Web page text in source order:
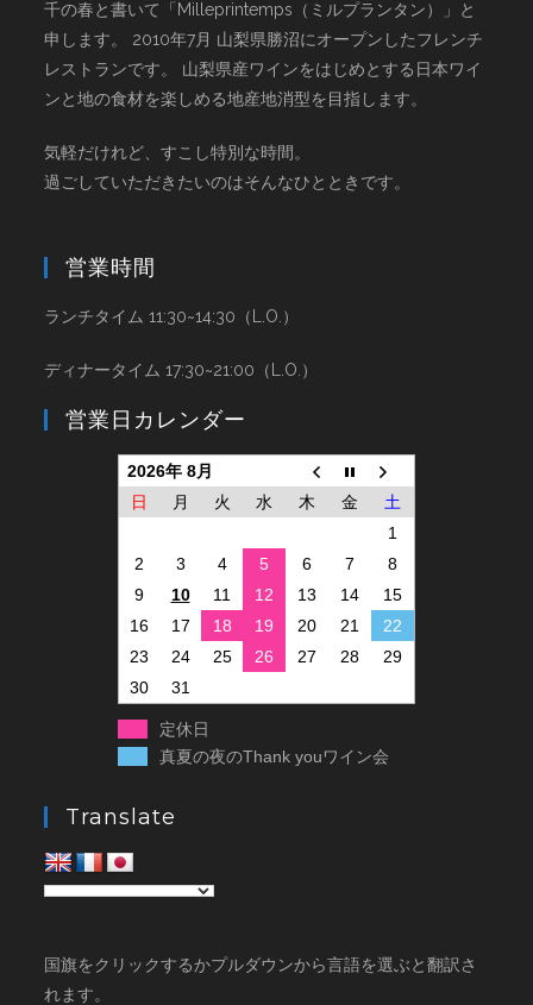
千の春と書いて「Milleprintemps（ミルプランタン）」と
申します。 2010年7月 山梨県勝沼にオープンしたフレンチ
レストランです。 山梨県産ワインをはじめとする日本ワイ
ンと地の食材を楽しめる地産地消型を目指します。
気軽だけれど、すこし特別な時間。
過ごしていただきたいのはそんなひとときです。
営業時間
ランチタイム 11:30~14:30（L.O.）
ディナータイム 17:30~21:00（L.O.）
営業日カレンダー
2026年 8月
日
月 火 水 木 金
土
1
2
3 4 5 6 7
8
9
10 11 12 13 14
15
16
17 18 19 20 21
22
23
24 25 26 27 28
29
30
31
定休日
真夏の夜のThank youワイン会
Translate
国旗をクリックするかプルダウンから言語を選ぶと翻訳さ
れます。